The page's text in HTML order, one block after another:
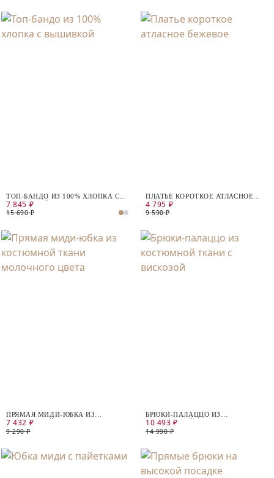
ТОП-БАНДО ИЗ 100% ХЛОПКА С
ВЫШИВКОЙ
7 845 ₽
15 690 ₽
ПЛАТЬЕ КОРОТКОЕ АТЛАСНОЕ
БЕЖЕВОЕ
4 795 ₽
9 590 ₽
ПРЯМАЯ МИДИ-ЮБКА ИЗ
КОСТЮМНОЙ ТКАНИ
МОЛОЧНОГО ЦВЕТА
7 432 ₽
9 290 ₽
БРЮКИ-ПАЛАЦЦО ИЗ
КОСТЮМНОЙ ТКАНИ С
ВИСКОЗОЙ
10 493 ₽
14 990 ₽